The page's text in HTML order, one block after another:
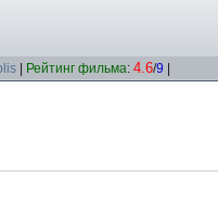
Рейтинг фильма: 4.6/9